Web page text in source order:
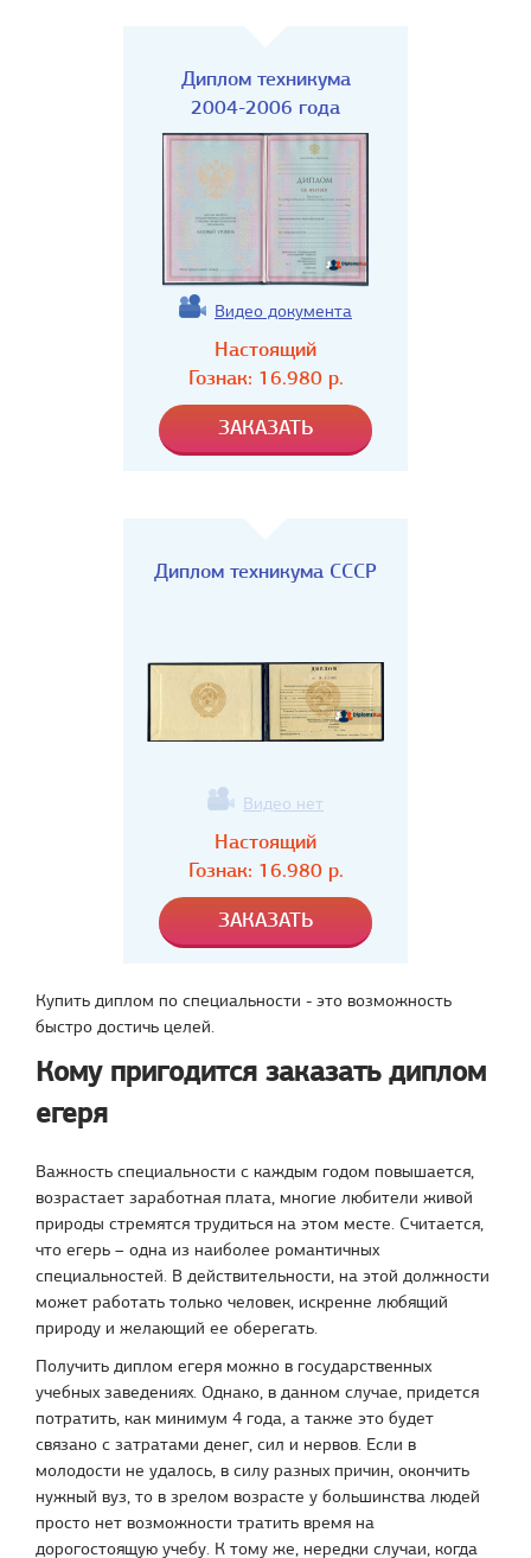
Диплом техникума
2004-2006 года
Видео документа
Настоящий
Гознак: 16.980р.
Диплом техникума СССР
Видео нет
Настоящий
Гознак: 16.980р.
Купить диплом по специальности - это возможность
быстро достичь целей.
Кому пригодится заказать диплом
егеря
Важность специальности с каждым годом повышается,
возрастает заработная плата, многие любители живой
природы стремятся трудиться на этом месте. Считается,
что егерь – одна из наиболее романтичных
специальностей. В действительности, на этой должности
может работать только человек, искренне любящий
природу и желающий ее оберегать.
Получить диплом егеря можно в государственных
учебных заведениях. Однако, в данном случае, придется
потратить, как минимум 4 года, а также это будет
связано с затратами денег, сил и нервов. Если в
молодости не удалось, в силу разных причин, окончить
нужный вуз, то в зрелом возрасте у большинства людей
просто нет возможности тратить время на
дорогостоящую учебу. К тому же, нередки случаи, когда